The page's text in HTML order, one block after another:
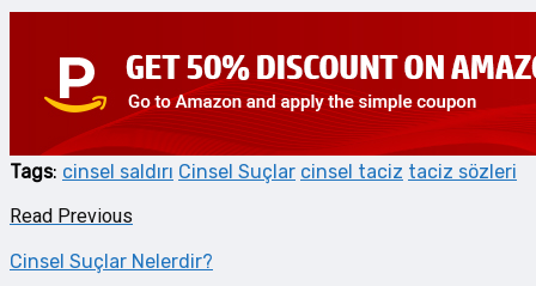
Tags: cinsel saldırı Cinsel Suçlar cinsel taciz taciz sözleri
Read Previous
Cinsel Suçlar Nelerdir?